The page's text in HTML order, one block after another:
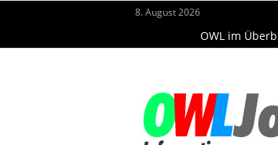
8. August 2026
OWL im